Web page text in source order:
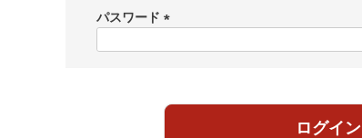
)
パスワード
ログイン